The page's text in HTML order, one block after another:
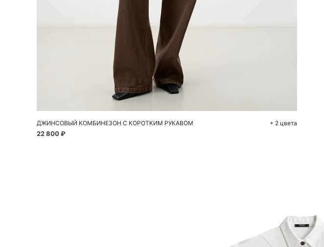
Добавить в корзину
40 42 44
ДЖИНСОВЫЙ КОМБИНЕЗОН С КОРОТКИМ РУКАВОМ + 2 цвета
22 800 ₽